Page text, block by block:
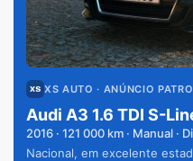
XS AUTO · ANÚNCIO
Audi A3 1.6 TDI S-
2016 · 121 000 km · Manual ·
Nacional, em excelente